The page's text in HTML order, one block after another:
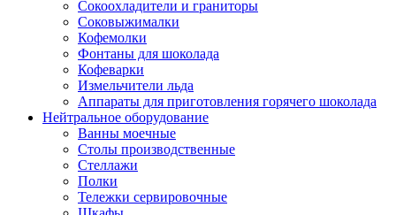
Сокоохладители и граниторы
Соковыжималки
Кофемолки
Фонтаны для шоколада
Кофеварки
Измельчители льда
Аппараты для приготовления горячего шоколада
Нейтральное оборудование
Ванны моечные
Столы производственные
Стеллажи
Полки
Тележки сервировочные